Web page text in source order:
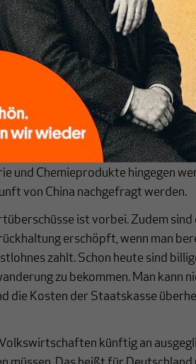
und mit der Gründung der Euro-
in den nächsten Jahren an ihre
für deutsche und
Zölle oder
haben, bestimmte Importe
aus dem einstigen Herzstück
Autos kann China inzwischen
optische Geräte,
und Chemieprodukte hingegen
von China nachgefragt werden.
ist vorbei. Zudem
erschöpft, wenn man
zahlt. Schon heute sind
zu bekommen. Man kann
die Kosten der Staatskasse
künftig an